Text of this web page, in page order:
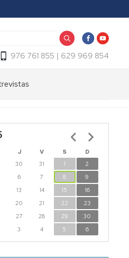
976 761 855 | 629 969 854
J V S
D
30 31 1
2
6 7 8
9
13 14 15
16
20 21 22
23
27 28 29
30
3 4 5 6
Paginación